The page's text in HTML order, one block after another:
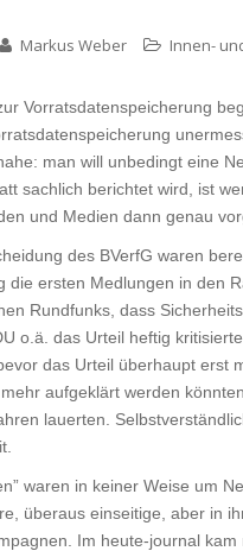
Markus Weber Innen-
Vorratsdatenspeicherung
man will unbedingt eine
sachlich berichtet wird, ist
und Medien dann genau
des BVerfG waren
die ersten Medlungen in den
Rundfunks, dass
o.ä. das Urteil heftig
das Urteil überhaupt erst
aufgeklärt werden
lauerten.
waren in keiner Weise um
überaus einseitige, aber in
Im heute-journal